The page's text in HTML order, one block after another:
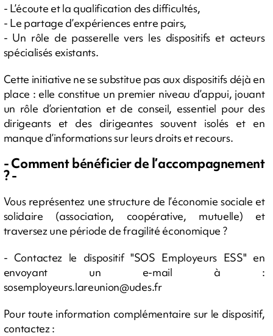
- L’écoute et la qualification des difficultés,
- Le partage d’expériences entre pairs,
- Un rôle de passerelle vers les dispositifs et acteurs
spécialisés existants.
Cette initiative ne se substitue pas aux dispositifs déjà en
place : elle constitue un premier niveau d’appui, jouant
un rôle d’orientation et de conseil, essentiel pour des
dirigeants et des dirigeantes souvent isolés et en
manque d’informations sur leurs droits et recours.
- Comment bénéficier de l’accompagnement
? -
Vous représentez une structure de l’économie sociale et
solidaire (association, coopérative, mutuelle) et
traversez une période de fragilité économique ?
- Contactez le dispositif "SOS Employeurs ESS" en
envoyant un e-mail à :
sosemployeurs.lareunion@udes.fr
Pour toute information complémentaire sur le dispositif,
contactez :